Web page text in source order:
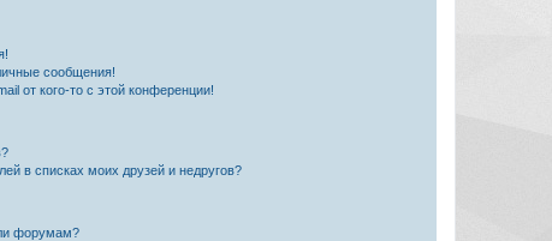
сообщения!
от кого-то с этой конференции!
в списках моих друзей и недругов?
форумам?